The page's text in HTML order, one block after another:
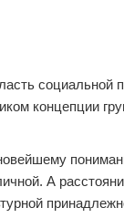
социальной
концепции
А